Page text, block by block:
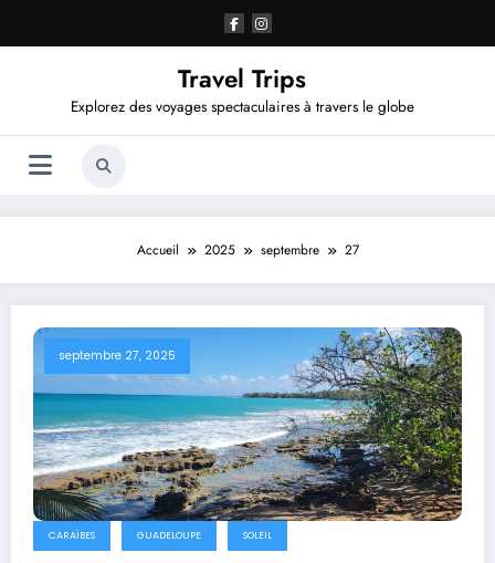
contenu
Travel Trips
Explorez des voyages spectaculaires à travers le globe
Accueil 2025 septembre 27
septembre 27, 2025
CARAÏBES GUADELOUPE SOLEIL